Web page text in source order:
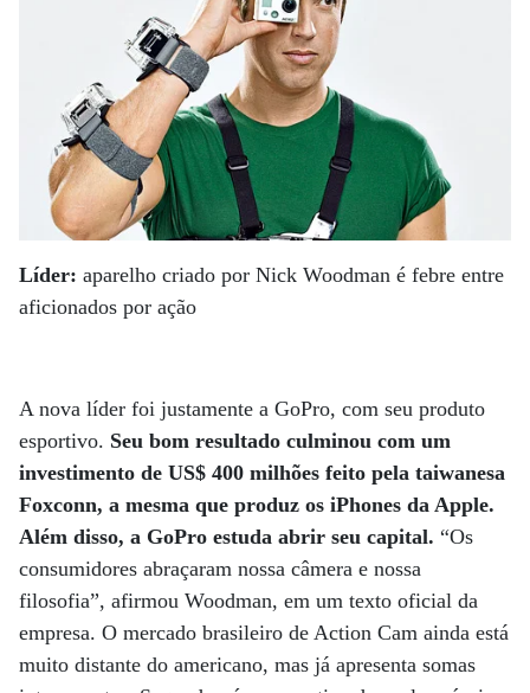
Líder: aparelho criado por Nick Woodman é febre entre
aficionados por ação
A nova líder foi justamente a GoPro, com seu produto
esportivo. Seu bom resultado culminou com um
investimento de US$ 400 milhões feito pela taiwanesa
Foxconn, a mesma que produz os iPhones da Apple.
Além disso, a GoPro estuda abrir seu capital. “Os
consumidores abraçaram nossa câmera e nossa
filosofia”, afirmou Woodman, em um texto oficial da
empresa. O mercado brasileiro de Action Cam ainda está
muito distante do americano, mas já apresenta somas